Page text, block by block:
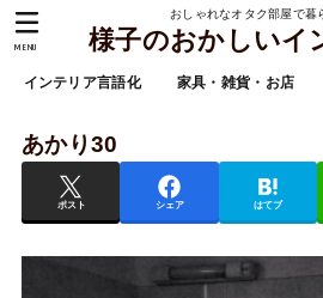
おしゃれなオタク部屋で暮
様子のおかしいイ
インテリア言語化 家具・雑貨・お店
MENU
あかり30
ポスト シェア はてブ